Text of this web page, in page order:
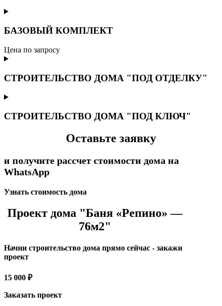
БАЗОВЫЙ КОМПЛЕКТ
Цена по запросу
СТРОИТЕЛЬСТВО ДОМА "ПОД ОТДЕЛКУ"
СТРОИТЕЛЬСТВО ДОМА "ПОД КЛЮЧ"
Оставьте заявку
и получите рассчет стоимости дома на
WhatsApp
Узнать стоимость дома
Проект дома "Баня «Репино» —
76м2"
Начни строительство дома прямо сейчас - закажи
проект
15 000 ₽
Заказать проект